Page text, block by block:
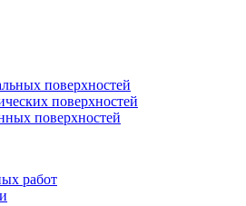
поверхностей
поверхностей
поверхностей
работ